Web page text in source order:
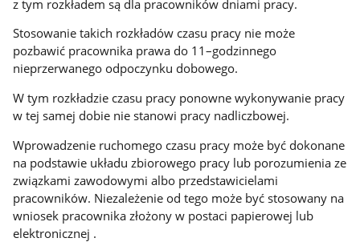
z tym rozkładem są dla pracowników dniami pracy.
Stosowanie takich rozkładów czasu pracy nie może
pozbawić pracownika prawa do 11–godzinnego
nieprzerwanego odpoczynku dobowego.
W tym rozkładzie czasu pracy ponowne wykonywanie pracy
w tej samej dobie nie stanowi pracy nadliczbowej.
Wprowadzenie ruchomego czasu pracy może być dokonane
na podstawie układu zbiorowego pracy lub porozumienia ze
związkami zawodowymi albo przedstawicielami
pracowników. Niezależenie od tego może być stosowany na
wniosek pracownika złożony w postaci papierowej lub
elektronicznej .